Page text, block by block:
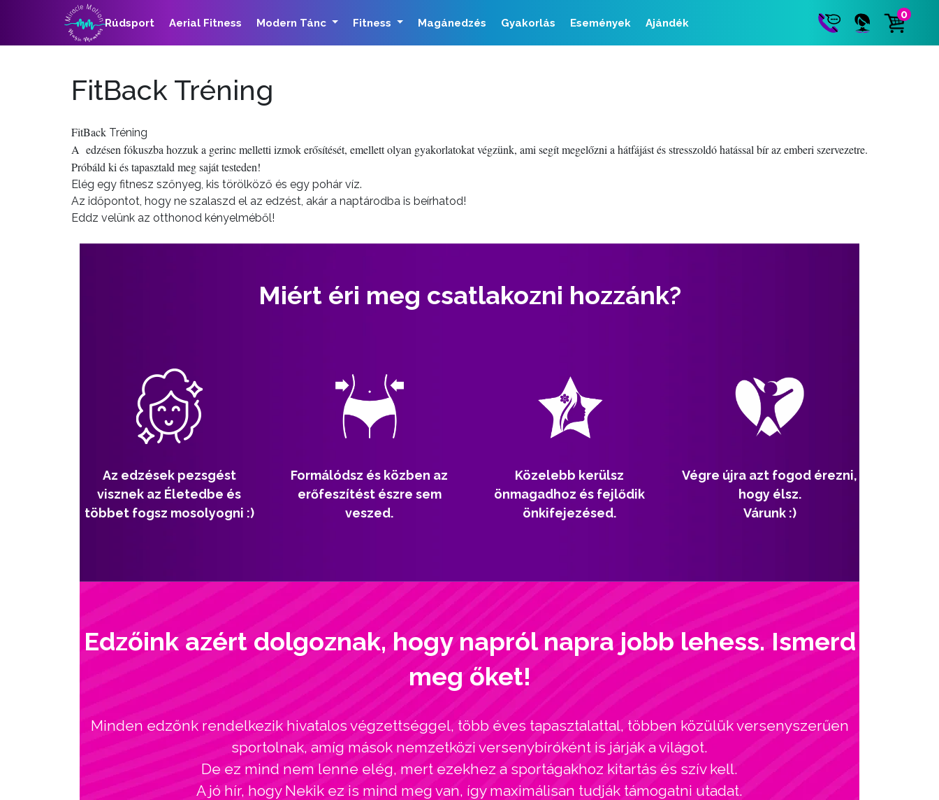
Rúdsport Aerial Fitness Modern Tánc Fitness Magánedzés Gyakorlás Események Ajándék
0
FitBack Tréning
FitBack Tréning
A edzésen fókuszba hozzuk a gerinc melletti izmok erősítését, emellett olyan gyakorlatokat végzünk, ami segít megelőzni a hátfájást és stresszoldó hatással bír az emberi szervezetre.
Próbáld ki és tapasztald meg saját testeden!
Elég egy fitnesz szőnyeg, kis törölköző és egy pohár víz.
Az időpontot, hogy ne szalaszd el az edzést, akár a naptárodba is beírhatod!
Eddz velünk az otthonod kényelméből!
Miért éri meg csatlakozni hozzánk?
Az edzések pezsgést
visznek az Életedbe és
többet fogsz mosolyogni :)
Formálódsz és közben az
erőfeszítést észre sem
veszed.
Közelebb kerülsz
önmagadhoz és fejlődik
önkifejezésed.
Végre újra azt fogod érezni,
hogy élsz.
Várunk :)
Edzőink azért dolgoznak, hogy napról napra jobb lehess. Ismerd
meg őket!
Minden edzőnk rendelkezik hivatalos végzettséggel, több éves tapasztalattal, többen közülük versenyszerűen
sportolnak, amíg mások nemzetközi versenybíróként is járják a világot.
De ez mind nem lenne elég, mert ezekhez a sportágakhoz kitartás és szív kell.
A jó hír, hogy Nekik ez is mind meg van, így maximálisan tudják támogatni utadat.